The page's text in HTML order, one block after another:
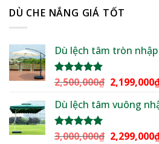
DÙ CHE NẮNG GIÁ TỐT
Dù lệch tâm tròn
Được xếp
5 sao
2,500,000₫ Giá
là:
2,199,000
Dù lệch tâm vuông
Được xếp
3,000,000₫ Giá
2,299,000